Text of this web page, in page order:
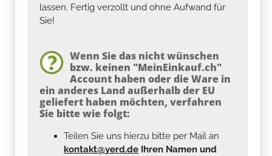
lassen. Fertig verzollt und ohne Aufwand für
Sie!
Wenn Sie das nicht wünschen
bzw. keinen "MeinEinkauf.ch"
Account haben oder die Ware in
ein anderes Land außerhalb der EU
geliefert haben möchten, verfahren
Sie bitte wie folgt:
Teilen Sie uns hierzu bitte per Mail an
kontakt@yerd.de Ihren Namen und